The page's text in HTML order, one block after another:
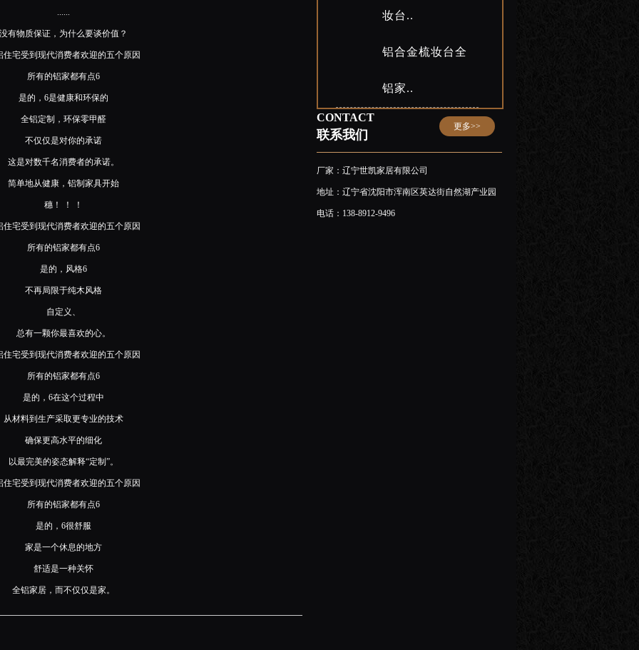
......
没有物质保证，为什么要谈价值？
住宅受到现代消费者欢迎的五个原因
所有的铝家都有点6
是的，6是健康和环保的
全铝定制，环保零甲醛
不仅仅是对你的承诺
这是对数千名消费者的承诺。
简单地从健康，铝制家具开始
穗！ ！ ！
住宅受到现代消费者欢迎的五个原因
所有的铝家都有点6
是的，风格6
不再局限于纯木风格
自定义、
总有一颗你最喜欢的心。
住宅受到现代消费者欢迎的五个原因
所有的铝家都有点6
是的，6在这个过程中
从材料到生产采取更专业的技术
确保更高水平的细化
以最完美的姿态解释“定制”。
住宅受到现代消费者欢迎的五个原因
所有的铝家都有点6
是的，6很舒服
家是一个休息的地方
舒适是一种关怀
全铝家居，而不仅仅是家。
妆台..
铝合金梳妆台全
铝家..
CONTACT
联系我们
更多>>
厂家：辽宁世凯家居有限公司
地址：辽宁省沈阳市浑南区英达街自然湖产业园
电话：138-8912-9496